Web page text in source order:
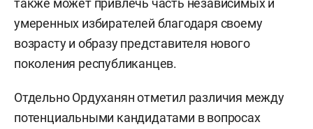
также может привлечь часть независимых и
умеренных избирателей благодаря своему
возрасту и образу представителя нового
поколения республиканцев.
Отдельно Ордуханян отметил различия между
потенциальными кандидатами в вопросах